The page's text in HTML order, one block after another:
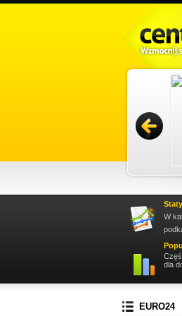
ofertę. Uwzględnia ona dobre jakościowo
a jeżeli potrzebne są Ci worki do
W
dla
EURO24